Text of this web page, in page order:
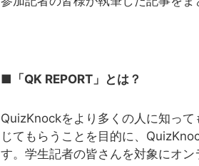
■「QK REPORT」とは？
QuizKnockをより多くの人に知っ
じてもらうことを目的に、
す。学生記者の皆さんを対象にオン